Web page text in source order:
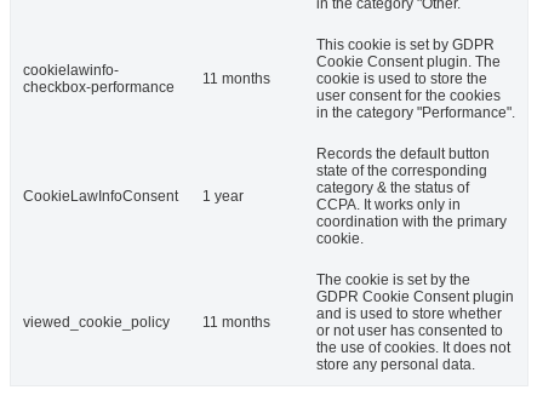
in the category "Other.
cookielawinfo-
checkbox-performance
11 months
This cookie is set by GDPR
Cookie Consent plugin. The
cookie is used to store the
user consent for the cookies
in the category "Performance".
CookieLawInfoConsent 1 year
Records the default button
state of the corresponding
category & the status of
CCPA. It works only in
coordination with the primary
cookie.
viewed_cookie_policy 11 months
The cookie is set by the
GDPR Cookie Consent plugin
and is used to store whether
or not user has consented to
the use of cookies. It does not
store any personal data.